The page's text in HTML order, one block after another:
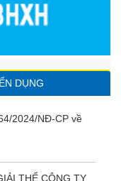
DỤNG
2024/NĐ-CP về
THỂ CÔNG TY